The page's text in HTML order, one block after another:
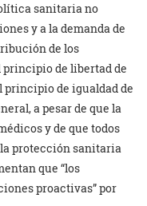
sanitaria no
y a la demanda de
de los
principio de libertad de
de igualdad de
a pesar de que la
y de que todos
protección sanitaria
que “los
proactivas” por